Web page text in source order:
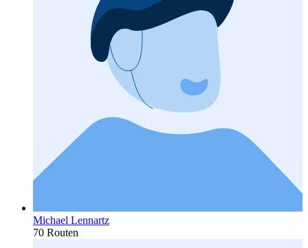
Michael Lennartz
70 Routen